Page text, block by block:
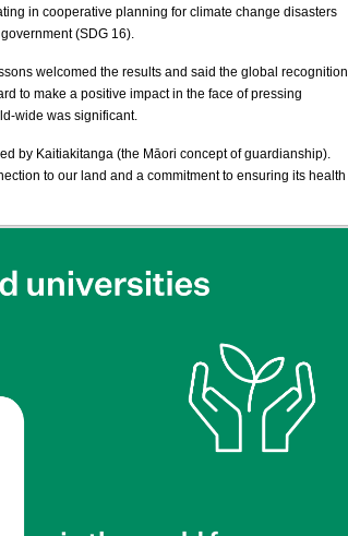
in cooperative planning for climate change disasters
(SDG 16).
welcomed the results and said the global recognition
to make a positive impact in the face of pressing
wide was significant.
by Kaitiakitanga (the Māori concept of guardianship).
to our land and a commitment to ensuring its health